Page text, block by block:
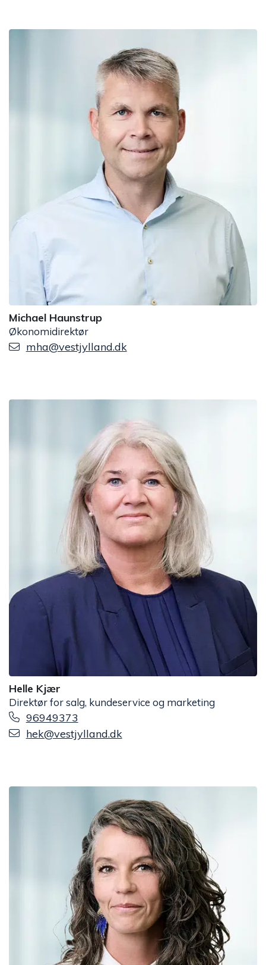
Michael Haunstrup
Økonomidirektør
mha@vestjylland.dk
Helle Kjær
Direktør for salg, kundeservice og marketing
96949373
hek@vestjylland.dk